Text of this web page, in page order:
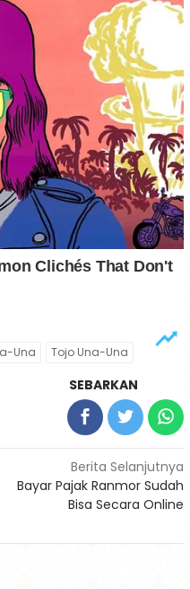
Una Tojo Una-Una
SEBARKAN
Berita Selanjutnya
Bayar Pajak Ranmor Sudah
Bisa Secara Online